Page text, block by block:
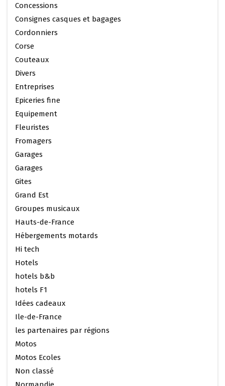
Concessions
Consignes casques et bagages
Cordonniers
Corse
Couteaux
Divers
Entreprises
Epiceries fine
Equipement
Fleuristes
Fromagers
Garages
Garages
Gites
Grand Est
Groupes musicaux
Hauts-de-France
Hébergements motards
Hi tech
Hotels
hotels b&b
hotels F1
Idées cadeaux
Ile-de-France
les partenaires par régions
Motos
Motos Ecoles
Non classé